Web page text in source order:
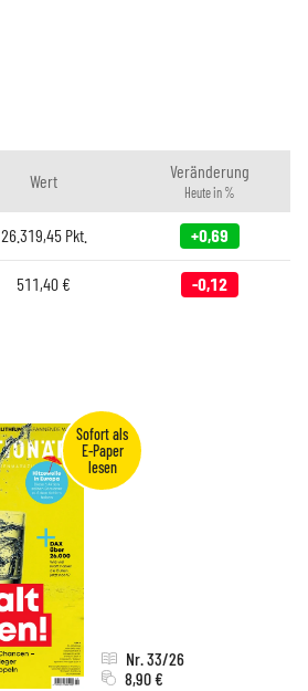
Wert Veränderung
Heute in %
26.319,45Pkt. +0,69
511,40 € -0,12
Nr. 33/26
8,90 €